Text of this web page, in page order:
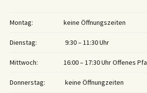
Montag: keine Öffnungszeiten
Dienstag: 9:30 – 11:30 Uhr
Mittwoch: 16:00 – 17:30 Uhr Offenes
Donnerstag: keine Öffnungzeiten